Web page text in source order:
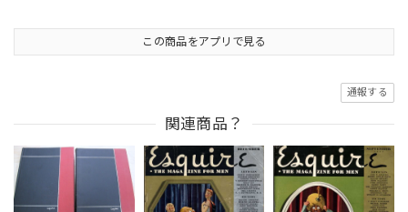
この商品をアプリで見る
通報する
関連商品？